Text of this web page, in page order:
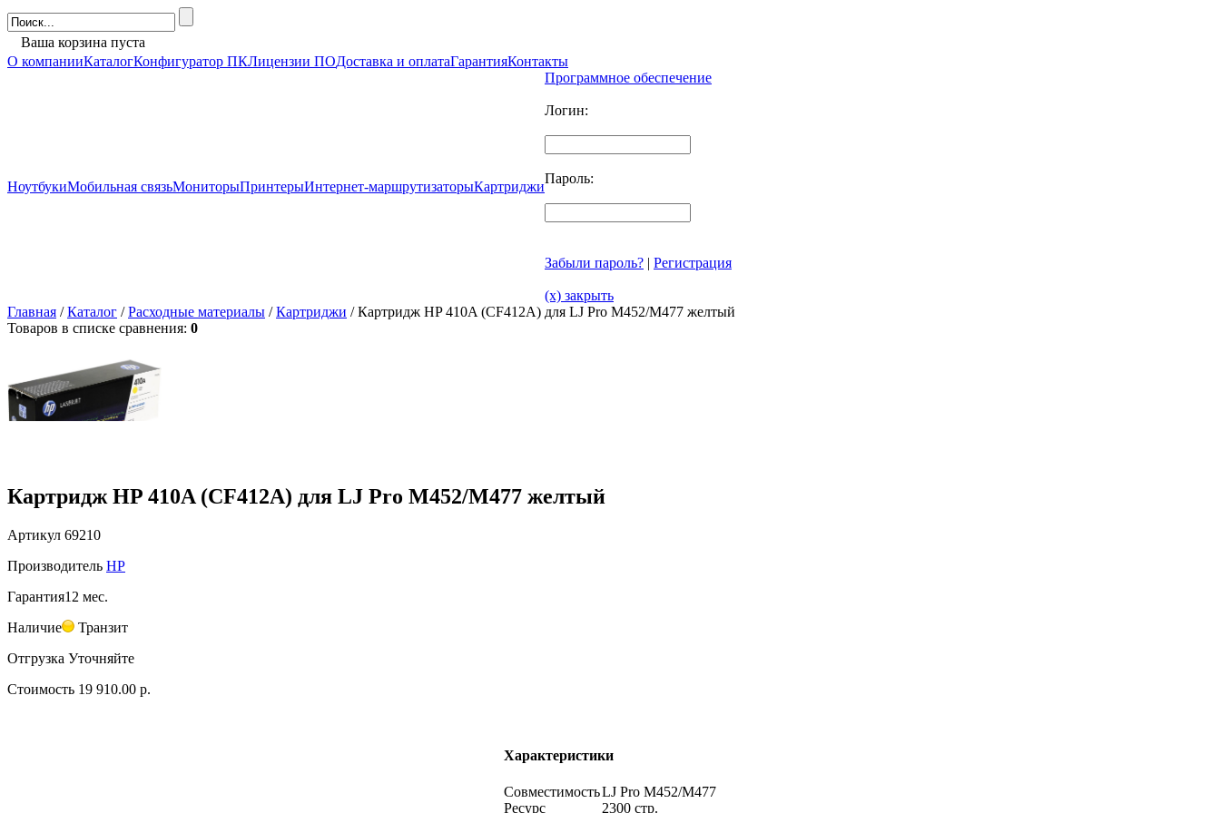
Ваша корзина пуста
О компанииКаталогКонфигуратор ПКЛицензии ПОДоставка и оплатаГарантияКонтакты
НоутбукиМобильная связьМониторыПринтерыИнтернет-маршрутизаторыКартриджи
Программное обеспечение
Логин:
Пароль:
Забыли пароль? | Регистрация
(x) закрыть
Главная /Каталог /Расходные материалы /Картриджи / Картридж HP 410A (CF412A) для LJ Pro M452/M477 желтый
Товаров в списке сравнения: 0
Картридж HP 410A (CF412A) для LJ Pro M452/M477 желтый
Артикул 69210
Производитель HP
Гарантия12 мес.
Наличие
Транзит
Отгрузка Уточняйте
Стоимость 19 910.00 р.
Характеристики
СовместимостьLJ Pro M452/M477
Ресурс
2300 стр.